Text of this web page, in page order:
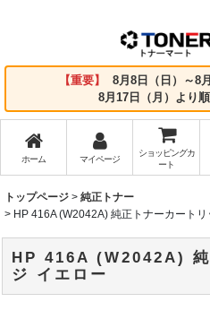
【重要】
8月8日（日）～8
8月17日（月）より
ホーム マイページ
ショッピングカ
ート
トップページ > 純正トナー
> HP 416A (W2042A) 純正トナーカート
HP 416A (W2042A) 純
ジ イエロー